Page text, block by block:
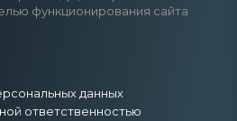
функционирования сайта
данных
ответственностью